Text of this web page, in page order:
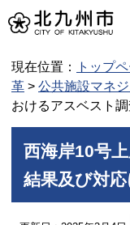
現在位置： トップ
革 > 公共施設マネジ
おけるアスベスト
西海岸10号
結果及び対